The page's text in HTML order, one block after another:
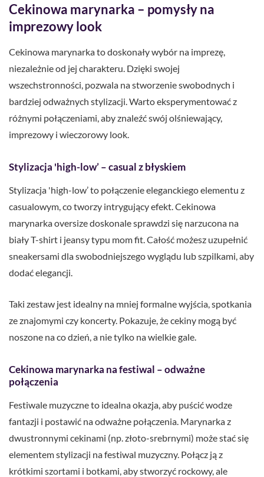
Cekinowa marynarka – pomysły na
imprezowy look
Cekinowa marynarka to doskonały wybór na imprezę,
niezależnie od jej charakteru. Dzięki swojej
wszechstronności, pozwala na stworzenie swobodnych i
bardziej odważnych stylizacji. Warto eksperymentować z
różnymi połączeniami, aby znaleźć swój olśniewający,
imprezowy i wieczorowy look.
Stylizacja 'high-low’ – casual z błyskiem
Stylizacja 'high-low’ to połączenie eleganckiego elementu z
casualowym, co tworzy intrygujący efekt. Cekinowa
marynarka oversize doskonale sprawdzi się narzucona na
biały T-shirt i jeansy typu mom fit. Całość możesz uzupełnić
sneakersami dla swobodniejszego wyglądu lub szpilkami, aby
dodać elegancji.
Taki zestaw jest idealny na mniej formalne wyjścia, spotkania
ze znajomymi czy koncerty. Pokazuje, że cekiny mogą być
noszone na co dzień, a nie tylko na wielkie gale.
Cekinowa marynarka na festiwal – odważne
połączenia
Festiwale muzyczne to idealna okazja, aby puścić wodze
fantazji i postawić na odważne połączenia. Marynarka z
dwustronnymi cekinami (np. złoto-srebrnymi) może stać się
elementem stylizacji na festiwal muzyczny. Połącz ją z
krótkimi szortami i botkami, aby stworzyć rockowy, ale